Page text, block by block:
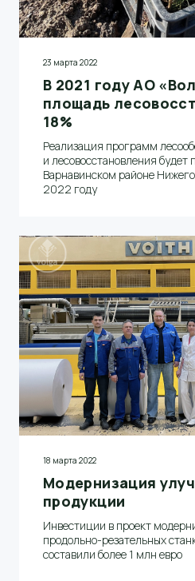
23 марта 2022
В 2021 году АО
площадь
18%
Реализация программ
и лесовосстановления будет
Варнавинском районе
2022 году
18 марта 2022
Модернизация
продукции
Инвестиции в проект
продольно-резательных
составили более 1 млн евро